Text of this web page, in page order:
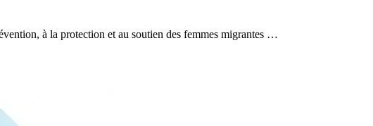
à la protection et au soutien des femmes migrantes …